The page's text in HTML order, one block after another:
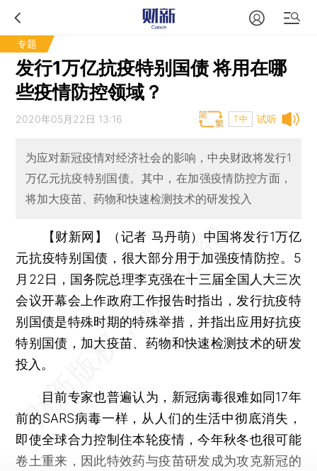
专题
发行1万亿抗疫特别国债 将用在哪
些疫情防控领域？
试听
2020年05月22日 13:16 T中
为应对新冠疫情对经济社会的影响，中央财政将发行1
万亿元抗疫特别国债。其中，在加强疫情防控方面，
将加大疫苗、药物和快速检测技术的研发投入
【财新网】（记者 马丹萌） 中国将发行1万亿
元抗疫特别国债，很大部分用于加强疫情防控。5
月22日，国务院总理李克强在十三届全国人大三次
会议开幕会上作政府工作报告时指出，发行抗疫特
别国债是特殊时期的特殊举措，并指出应用好抗疫
特别国债，加大疫苗、药物和快速检测技术的研发
投入。
目前专家也普遍认为，新冠病毒很难如同17年
前的SARS病毒一样，从人们的生活中彻底消失，
即使全球合力控制住本轮疫情，今年秋冬也很可能
卷土重来，因此特效药与疫苗研发成为攻克新冠的